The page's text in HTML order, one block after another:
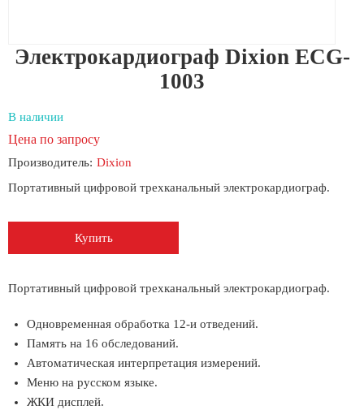
Электрокардиограф Dixion ECG-
1003
В наличии
Цена по запросу
Производитель: Dixion
Портативный цифровой трехканальный электрокардиограф.
Купить
Портативный цифровой трехканальный электрокардиограф.
Одновременная обработка 12-и отведений.
Память на 16 обследований.
Автоматическая интерпретация измерений.
Меню на русском языке.
ЖКИ дисплей.